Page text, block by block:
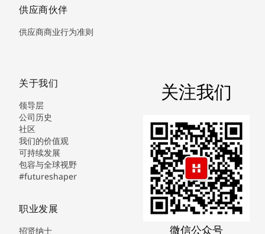
供应商伙伴
供应商商业行为准则
关于我们
领导层
公司历史
社区
我们的价值观
可持续发展
包容与全球视野
#futureshaper
职业发展
招贤纳士
关注我们
微信公众号